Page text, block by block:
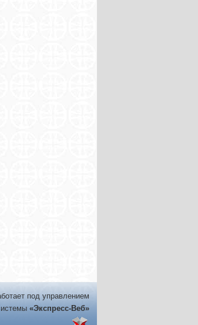
под управлением
«Экспресс-Веб»